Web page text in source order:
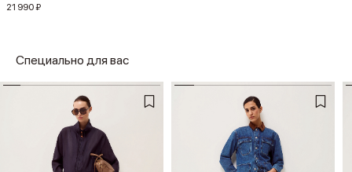
21 990 ₽
Специально для вас